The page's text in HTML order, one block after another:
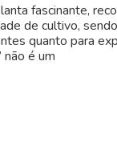
fascinante,
de cultivo,
quanto para
não é um